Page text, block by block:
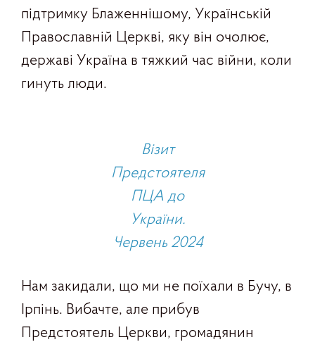
підтримку Блаженнішому, Українській
Православній Церкві, яку він очолює,
державі Україна в тяжкий час війни, коли
гинуть люди.
Візит
Предстоятеля
ПЦА до
України.
Червень 2024
Нам закидали, що ми не поїхали в Бучу, в
Ірпінь. Вибачте, але прибув
Предстоятель Церкви, громадянин